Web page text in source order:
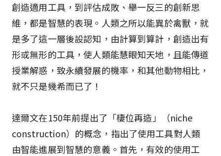
創造適用工具，到評估成敗、舉一反三的創新思
維，都是智慧的表現。人類之所以能異於禽獸，就
是多了這一層後設認知，由計算到算計，創造出有
形或無形的工具，使人類能慧眼知天地，且能傳道
授業解惑，致永續發展的機率，和其他動物相比，
就不只是幾希而已了！
達爾文在150年前提出了「棲位再造」（niche
construction）的概念，指出了使用工具對人類
由智能進展到智慧的意義。首先，有效的使用工